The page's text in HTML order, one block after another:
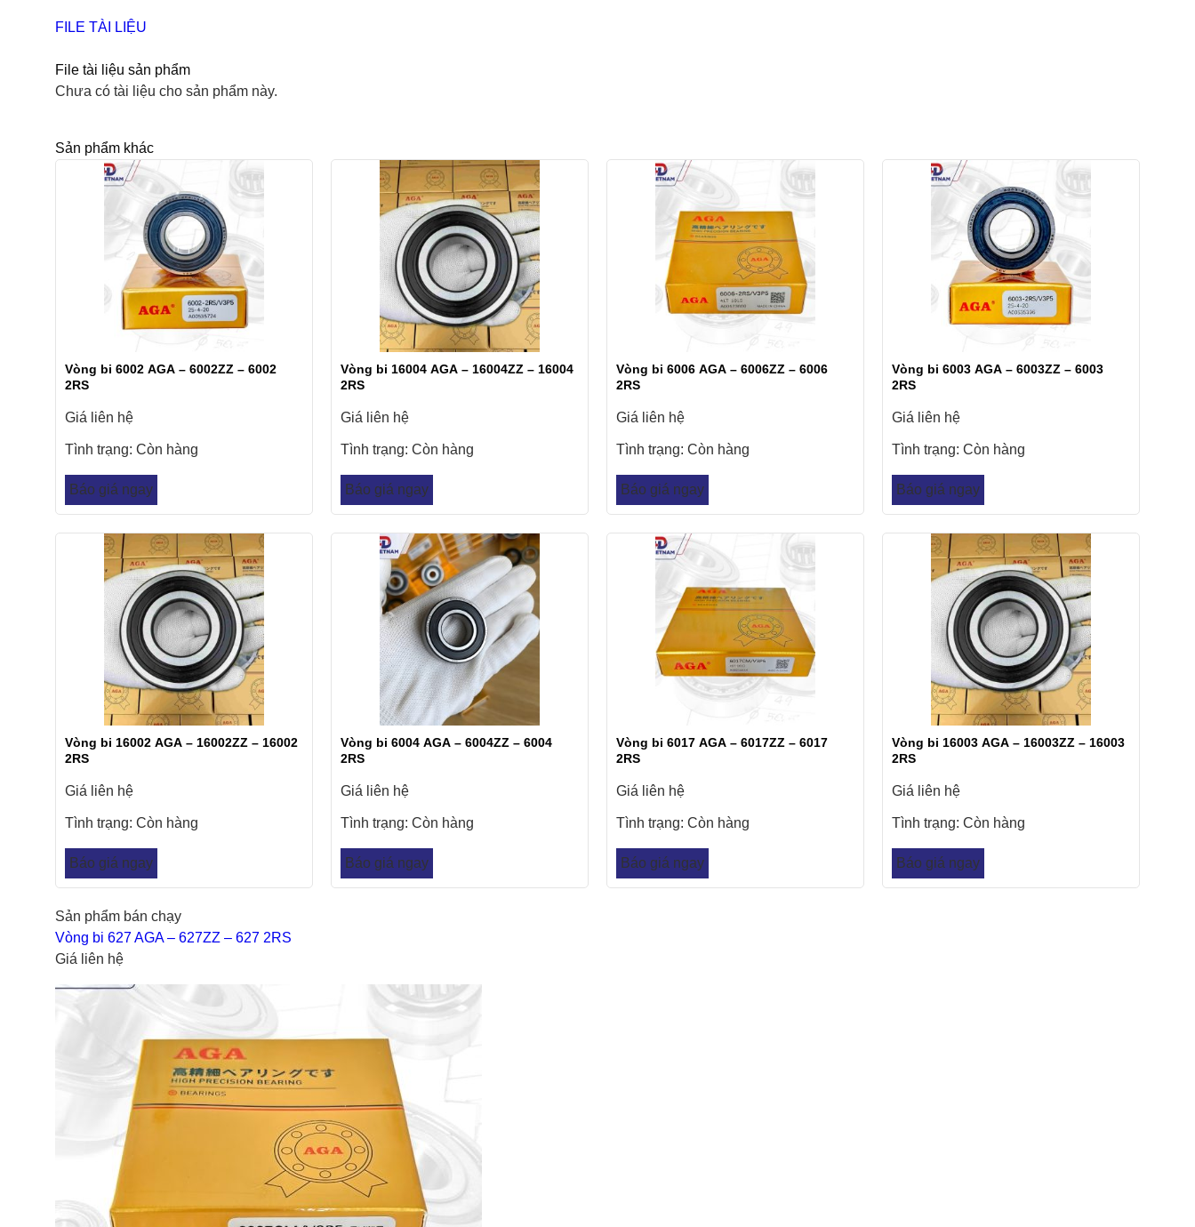
FILE TÀI LIỆU
File tài liệu sản phẩm
Chưa có tài liệu cho sản phẩm này.
Sản phẩm khác
Vòng bi 6002 AGA – 6002ZZ – 6002
2RS
Giá liên hệ
Tình trạng: Còn hàng
Báo giá ngay
Vòng bi 16004 AGA – 16004ZZ – 16004
2RS
Giá liên hệ
Tình trạng: Còn hàng
Báo giá ngay
Vòng bi 6006 AGA – 6006ZZ – 6006
2RS
Giá liên hệ
Tình trạng: Còn hàng
Báo giá ngay
Vòng bi 6003 AGA – 6003ZZ – 6003
2RS
Giá liên hệ
Tình trạng: Còn hàng
Báo giá ngay
Vòng bi 16002 AGA – 16002ZZ – 16002
2RS
Giá liên hệ
Tình trạng: Còn hàng
Báo giá ngay
Vòng bi 6004 AGA – 6004ZZ – 6004
2RS
Giá liên hệ
Tình trạng: Còn hàng
Báo giá ngay
Vòng bi 6017 AGA – 6017ZZ – 6017
2RS
Giá liên hệ
Tình trạng: Còn hàng
Báo giá ngay
Vòng bi 16003 AGA – 16003ZZ – 16003
2RS
Giá liên hệ
Tình trạng: Còn hàng
Báo giá ngay
Sản phẩm bán chạy
Vòng bi 627 AGA – 627ZZ – 627 2RS
Giá liên hệ